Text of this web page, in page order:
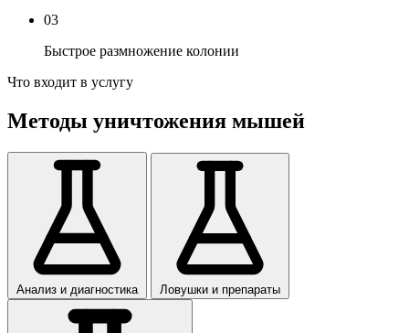
03
Быстрое размножение колонии
Что входит в услугу
Методы уничтожения мышей
Анализ и диагностика Ловушки и препараты